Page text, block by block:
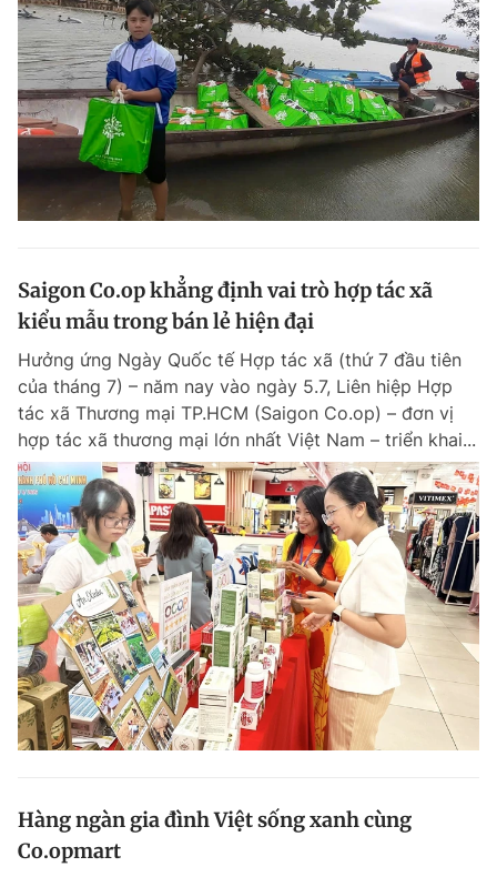
Theo dõi báo trên
Hotline
0906 645 777
Liên hệ quảng cáo
0908 780 404
Quảng cáo Tòa soạn Chính sách bảo
Tổng biên tập: Nguyễn Ngọc Toàn
Phó tổng biên tập: Trần Việt Hưng
Tổng thư ký tòa soạn: Đức Trung
Giấy phép xuất bản số 110/GP - BTTTT cấp ngày 24.3.2020
© 2003-2026 Bản quyền thuộc về Báo Thanh Niên. Cấm sao chép
dưới mọi hình thức nếu không có sự chấp thuận bằng văn bản.
Phát triển bởi ePi Technologies, JSC.
Saigon Co.op khẳng định vai trò hợp tác xã
kiểu mẫu trong bán lẻ hiện đại
Hưởng ứng Ngày Quốc tế Hợp tác xã (thứ 7 đầu tiên
của tháng 7) – năm nay vào ngày 5.7, Liên hiệp Hợp
tác xã Thương mại TP.HCM (Saigon Co.op) – đơn vị
hợp tác xã thương mại lớn nhất Việt Nam – triển khai...
Hàng ngàn gia đình Việt sống xanh cùng
Co.opmart